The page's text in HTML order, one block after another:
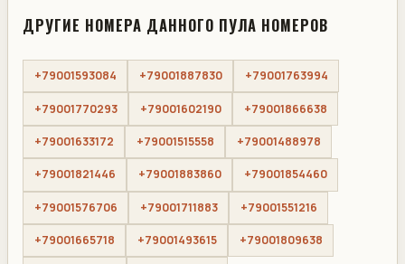
ДРУГИЕ НОМЕРА ДАННОГО ПУЛА НОМЕРОВ
+79001593084 +79001887830 +79001763994
+79001770293 +79001602190 +79001866638
+79001633172 +79001515558 +79001488978
+79001821446 +79001883860 +79001854460
+79001576706 +79001711883 +79001551216
+79001665718 +79001493615 +79001809638